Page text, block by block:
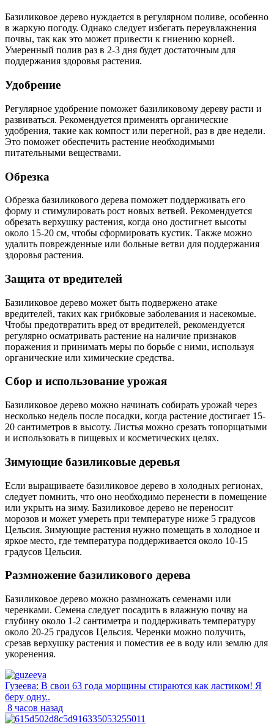
Базиликовое дерево нуждается в регулярном поливе, особенно
в жаркую погоду. Однако следует избегать переувлажнения
почвы, так как это может привести к гниению корней.
Умеренный полив раз в 2-3 дня будет достаточным для
поддержания здоровья растения.
Удобрение
Регулярное удобрение поможет базиликовому дереву расти и
развиваться. Рекомендуется применять органические
удобрения, такие как компост или перегной, раз в две недели.
Это поможет обеспечить растение необходимыми
питательными веществами.
Обрезка
Обрезка базиликового дерева поможет поддерживать его
форму и стимулировать рост новых ветвей. Рекомендуется
обрезать верхушку растения, когда оно достигнет высоты
около 15-20 см, чтобы сформировать кустик. Также можно
удалить поврежденные или больные ветви для поддержания
здоровья растения.
Защита от вредителей
Базиликовое дерево может быть подвержено атаке
вредителей, таких как грибковые заболевания и насекомые.
Чтобы предотвратить вред от вредителей, рекомендуется
регулярно осматривать растение на наличие признаков
поражения и принимать меры по борьбе с ними, используя
органические или химические средства.
Сбор и использование урожая
Базиликовое дерево можно начинать собирать урожай через
несколько недель после посадки, когда растение достигает 15-
20 сантиметров в высоту. Листья можно срезать топорщатыми
и использовать в пищевых и косметических целях.
Зимующие базиликовые деревья
Если выращиваете базиликовое дерево в холодных регионах,
следует помнить, что оно необходимо перенести в помещение
или укрыть на зиму. Базиликовое дерево не переносит
морозов и может умереть при температуре ниже 5 градусов
Цельсия. Зимующие растения нужно помещать в холодное и
яркое место, где температура поддерживается около 10-15
градусов Цельсия.
Размножение базиликового дерева
Базиликовое дерево можно размножать семенами или
черенками. Семена следует посадить в влажную почву на
глубину около 1-2 сантиметра и поддерживать температуру
около 20-25 градусов Цельсия. Черенки можно получить,
срезав верхушку растения и поместив ее в воду или землю для
укоренения.
Гузеева: В свои 63 года морщины стираются как ластиком! Я
беру одну..
8 часов назад